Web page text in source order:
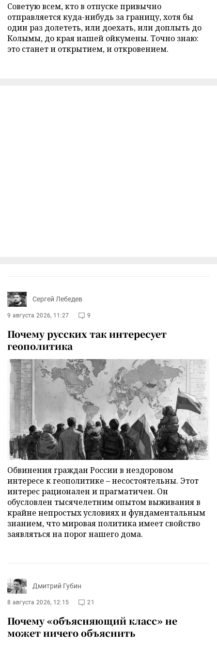
Советую всем, кто в отпуске привычно
отправляется куда-нибудь за границу, хотя бы
один раз долететь, или доехать, или доплыть до
Колымы, до края нашей ойкумены. Точно знаю:
это станет и открытием, и откровением.
Сергей Лебедев
9 августа 2026, 11:27 9
Почему русских так интересует
геополитика
Обвинения граждан России в нездоровом
интересе к геополитике – несостоятельны. Этот
интерес рационален и прагматичен. Он
обусловлен тысячелетним опытом выживания в
крайне непростых условиях и фундаментальным
знанием, что мировая политика имеет свойство
заявляться на порог нашего дома.
Дмитрий Губин
8 августа 2026, 12:15 21
Почему «объясняющий класс» не
может ничего объяснить